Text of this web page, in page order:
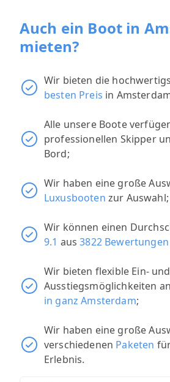
Auch ein Boot in
mieten?
Wir bieten die
besten Preis in
Alle unsere Boote
professionellen Skipper
Bord;
Wir haben eine große
Luxusbooten zur Auswahl;
Wir können einen
9.1 aus3822 Bewertungen
Wir bieten flexible Ein- und
Ausstiegsmöglichkeiten
in ganz Amsterdam;
Wir haben eine große
verschiedenen Paketen
Erlebnis.